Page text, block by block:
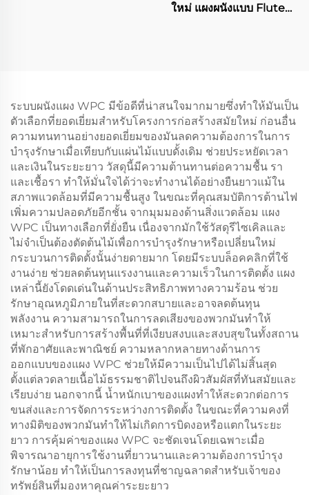
ใหม่ แผงผนังแบบ Fluted
ระบบผนังแผง WPC มีข้อดีที่น่าสนใจมากมายซึ่งทำให้มันเป็น
ตัวเลือกที่ยอดเยี่ยมสำหรับโครงการก่อสร้างสมัยใหม่ ก่อนอื่น
ความทนทานอย่างยอดเยี่ยมของมันลดความต้องการในการ
บำรุงรักษาเมื่อเทียบกับแผ่นไม้แบบดั้งเดิม ช่วยประหยัดเวลา
และเงินในระยะยาว วัสดุนี้มีความต้านทานต่อความชื้น รา
และเชื้อรา ทำให้มั่นใจได้ว่าจะทำงานได้อย่างยืนยาวแม้ใน
สภาพแวดล้อมที่มีความชื้นสูง ในขณะที่คุณสมบัติการต้านไฟ
เพิ่มความปลอดภัยอีกชั้น จากมุมมองด้านสิ่งแวดล้อม แผง
WPC เป็นทางเลือกที่ยั่งยืน เนื่องจากมักใช้วัสดุรีไซเคิลและ
ไม่จำเป็นต้องตัดต้นไม้เพื่อการบำรุงรักษาหรือเปลี่ยนใหม่
กระบวนการติดตั้งนั้นง่ายดายมาก โดยมีระบบล็อคคลิกที่ใช้
งานง่าย ช่วยลดต้นทุนแรงงานและความเร็วในการติดตั้ง แผง
เหล่านี้ยังโดดเด่นในด้านประสิทธิภาพทางความร้อน ช่วย
รักษาอุณหภูมิภายในที่สะดวกสบายและอาจลดต้นทุน
พลังงาน ความสามารถในการลดเสียงของพวกมันทำให้
เหมาะสำหรับการสร้างพื้นที่ที่เงียบสงบและสงบสุขในทั้งสถาน
ที่พักอาศัยและพาณิชย์ ความหลากหลายทางด้านการ
ออกแบบของแผง WPC ช่วยให้มีความเป็นไปได้ไม่สิ้นสุด
ตั้งแต่ลวดลายเนื้อไม้ธรรมชาติไปจนถึงผิวสัมผัสที่ทันสมัยและ
เรียบง่าย นอกจากนี้ น้ำหนักเบาของแผงทำให้สะดวกต่อการ
ขนส่งและการจัดการระหว่างการติดตั้ง ในขณะที่ความคงที่
ทางมิติของพวกมันทำให้ไม่เกิดการบิดงอหรือแตกในระยะ
ยาว การคุ้มค่าของแผง WPC จะชัดเจนโดยเฉพาะเมื่อ
พิจารณาอายุการใช้งานที่ยาวนานและความต้องการบำรุง
รักษาน้อย ทำให้เป็นการลงทุนที่ชาญฉลาดสำหรับเจ้าของ
ทรัพย์สินที่มองหาคุณค่าระยะยาว